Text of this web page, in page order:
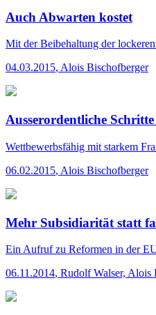
Auch Abwarten kostet
Mit der Beibehaltung der
04.03.2015, Alois Bischofberger
Ausserordentliche
Wettbewerbsfähig mit starkem
06.02.2015, Alois Bischofberger
Mehr Subsidiarität statt
Ein Aufruf zu Reformen in der
06.11.2014, Rudolf Walser, Alois